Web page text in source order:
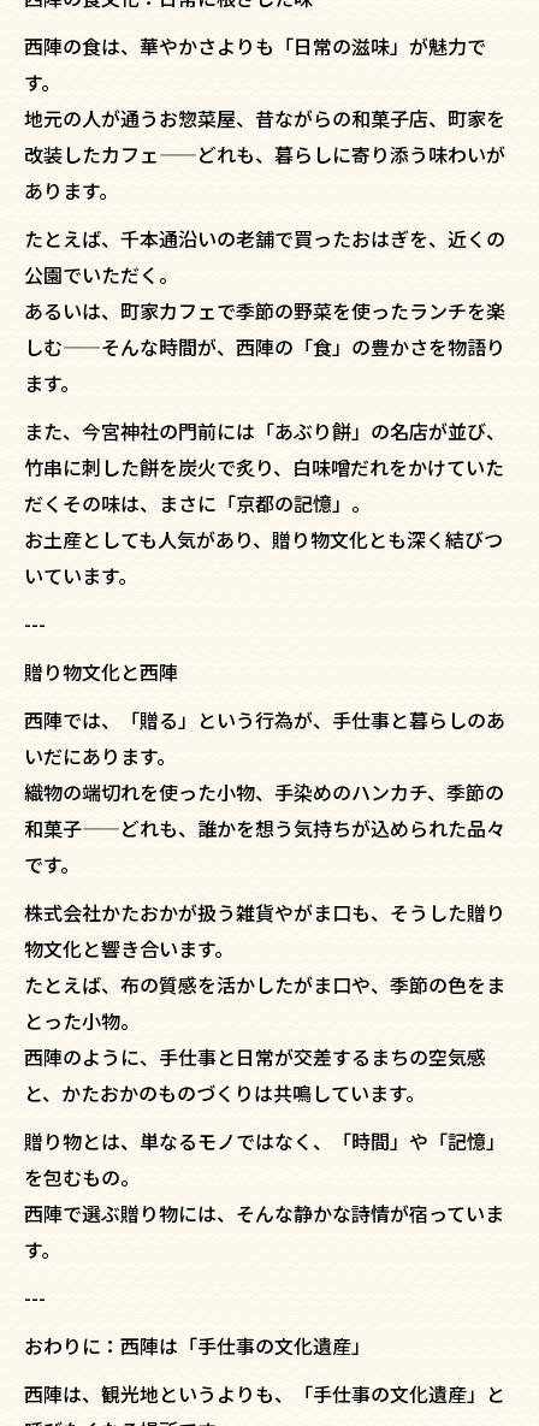
西陣の食は、華やかさよりも「日常の滋味」が魅力で
す。
地元の人が通うお惣菜屋、昔ながらの和菓子店、町家を
改装したカフェ——どれも、暮らしに寄り添う味わいが
あります。
たとえば、千本通沿いの老舗で買ったおはぎを、近くの
公園でいただく。
あるいは、町家カフェで季節の野菜を使ったランチを楽
しむ——そんな時間が、西陣の「食」の豊かさを物語り
ます。
また、今宮神社の門前には「あぶり餅」の名店が並び、
竹串に刺した餅を炭火で炙り、白味噌だれをかけていた
だくその味は、まさに「京都の記憶」。
お土産としても人気があり、贈り物文化とも深く結びつ
いています。
---
贈り物文化と西陣
西陣では、「贈る」という行為が、手仕事と暮らしのあ
いだにあります。
織物の端切れを使った小物、手染めのハンカチ、季節の
和菓子——どれも、誰かを想う気持ちが込められた品々
です。
株式会社かたおかが扱う雑貨やがま口も、そうした贈り
物文化と響き合います。
たとえば、布の質感を活かしたがま口や、季節の色をま
とった小物。
西陣のように、手仕事と日常が交差するまちの空気感
と、かたおかのものづくりは共鳴しています。
贈り物とは、単なるモノではなく、「時間」や「記憶」
を包むもの。
西陣で選ぶ贈り物には、そんな静かな詩情が宿っていま
す。
---
おわりに：西陣は「手仕事の文化遺産」
西陣は、観光地というよりも、「手仕事の文化遺産」と